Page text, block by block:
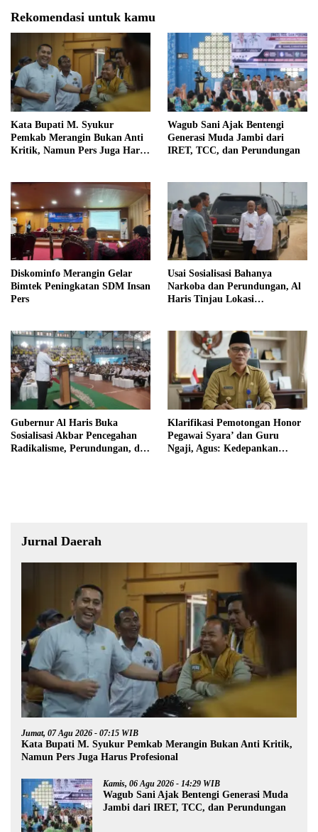
Rekomendasi untuk kamu
Kata Bupati M. Syukur
Pemkab Merangin Bukan Anti
Kritik, Namun Pers Juga Harus
Wagub Sani Ajak Bentengi
Generasi Muda Jambi dari
IRET, TCC, dan Perundungan
Diskominfo Merangin Gelar
Bimtek Peningkatan SDM Insan
Pers
Usai Sosialisasi Bahanya
Narkoba dan Perundungan, Al
Haris Tinjau Lokasi
Gubernur Al Haris Buka
Sosialisasi Akbar Pencegahan
Radikalisme, Perundungan, dan
Klarifikasi Pemotongan Honor
Pegawai Syara’ dan Guru
Ngaji, Agus: Kedepankan
Jurnal Daerah
Jumat, 07 Agu 2026 - 07:15 WIB
Kata Bupati M. Syukur Pemkab Merangin Bukan Anti Kritik,
Namun Pers Juga Harus Profesional
Kamis, 06 Agu 2026 - 14:29 WIB
Wagub Sani Ajak Bentengi Generasi Muda
Jambi dari IRET, TCC, dan Perundungan